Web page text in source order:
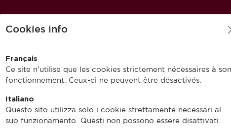
Cookies info
Français
Ce site n’utilise que les cookies strictement nécessaires à son
fonctionnement. Ceux-ci ne peuvent être désactivés.
Italiano
Questo sito utilizza solo i cookie strettamente necessari al
suo funzionamento. Questi non possono essere disattivati.